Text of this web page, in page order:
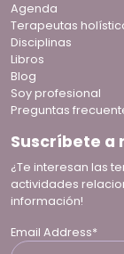
Agenda
Terapeutas
Disciplinas
Libros
Blog
Soy profesional
Preguntas
Suscríbete a
¿Te interesan las
actividades
información!
Email Address*